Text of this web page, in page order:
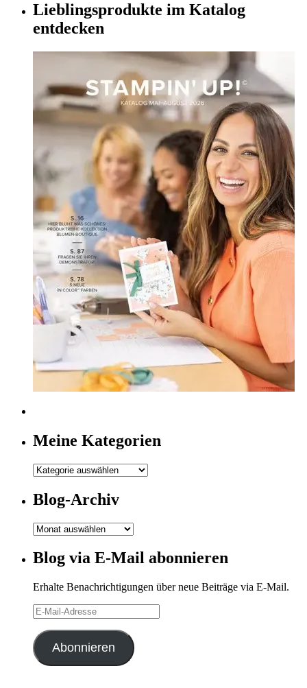
Lieblingsprodukte im Katalog
entdecken
Meine Kategorien
Meine
Blog-Archiv
Blog-
Blog via E-Mail abonnieren
Erhalte Benachrichtigungen über neue Beiträge via E-Mail.
E-
Mail-
Adresse
Abonnieren